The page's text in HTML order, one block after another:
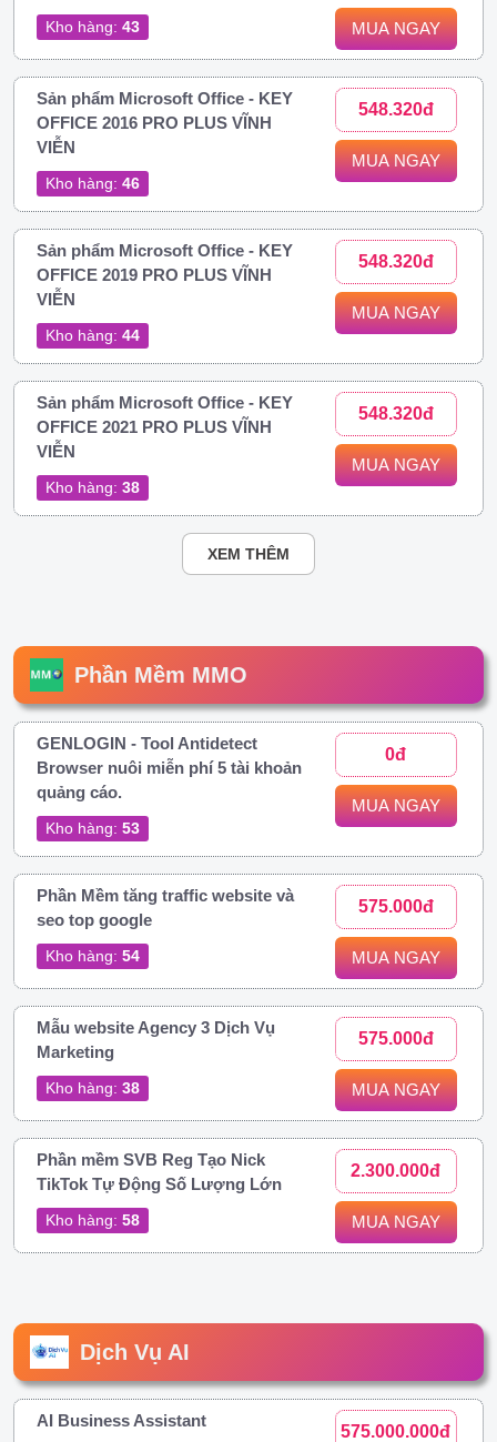
Kho hàng: 43 MUA NGAY
Sản phẩm Microsoft Office - KEY
OFFICE 2016 PRO PLUS VĨNH
VIỄN
Kho hàng: 46
548.320đ
MUA NGAY
Sản phẩm Microsoft Office - KEY
OFFICE 2019 PRO PLUS VĨNH
VIỄN
Kho hàng: 44
548.320đ
MUA NGAY
Sản phẩm Microsoft Office - KEY
OFFICE 2021 PRO PLUS VĨNH
VIỄN
Kho hàng: 38
548.320đ
MUA NGAY
XEM THÊM
Phần Mềm MMO
GENLOGIN - Tool Antidetect
Browser nuôi miễn phí 5 tài khoản
quảng cáo.
Kho hàng: 53
0đ
MUA NGAY
Phần Mềm tăng traffic website và
seo top google
Kho hàng: 54
575.000đ
MUA NGAY
Mẫu website Agency 3 Dịch Vụ
Marketing
Kho hàng: 38
575.000đ
MUA NGAY
Phần mềm SVB Reg Tạo Nick
TikTok Tự Động Số Lượng Lớn
Kho hàng: 58
2.300.000đ
MUA NGAY
Dịch Vụ AI
AI Business Assistant
575.000.000đ